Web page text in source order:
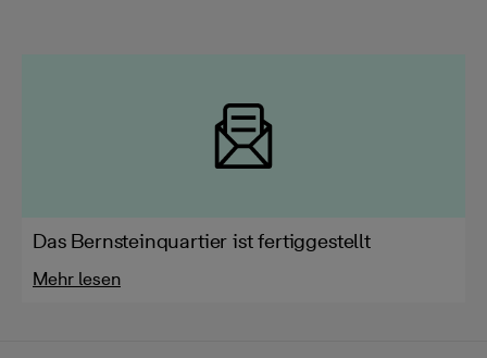
Das Bernsteinquartier ist fertiggestellt
Mehr lesen